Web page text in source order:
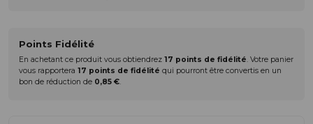
Points Fidélité
En achetant ce produit vous obtiendrez 17 points de fidélité. Votre panier
vous rapportera 17 points de fidélité qui pourront être convertis en un
bon de réduction de 0,85 €.